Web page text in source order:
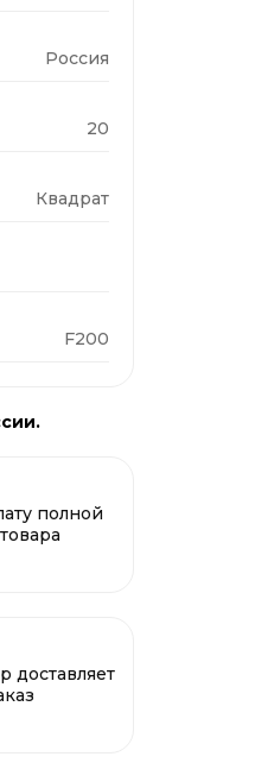
Россия
20
Квадрат
F200
полной
доставляет